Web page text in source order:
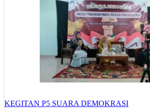
KEGITAN P5 SUARA DEMOKRASI